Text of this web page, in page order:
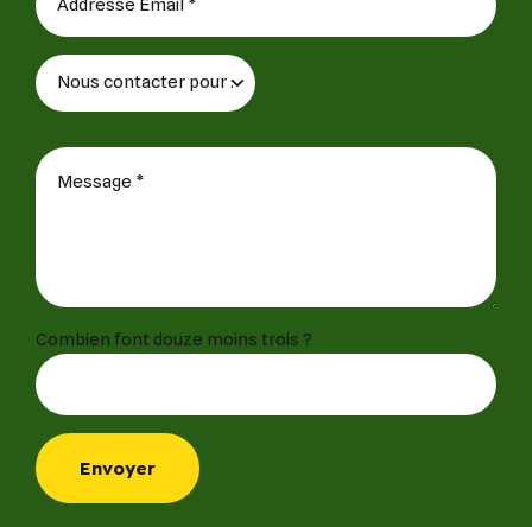
Combien font douze moins trois ?